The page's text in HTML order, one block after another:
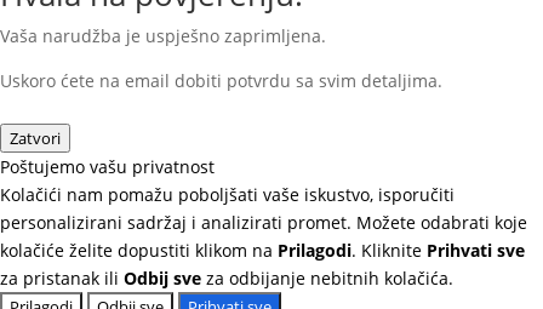
Vaša narudžba je uspješno zaprimljena.
Uskoro ćete na email dobiti potvrdu sa svim detaljima.
Zatvori
Poštujemo vašu privatnost
Kolačići nam pomažu poboljšati vaše iskustvo, isporučiti
personalizirani sadržaj i analizirati promet. Možete odabrati koje
kolačiće želite dopustiti klikom na Prilagodi. Kliknite Prihvati sve
za pristanak ili Odbij sve za odbijanje nebitnih kolačića.